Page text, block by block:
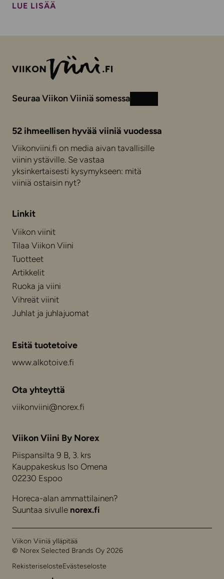
LUE LISÄÄ
Seuraa Viikon Viiniä somessa
52 ihmeellisen hyvää viiniä vuodessa
Viikonviini.fi on media aivan tavallisille
viinin ystäville. Se vastaa
yksinkertaisesti kysymykseen: mitä
viiniä ostaisin nyt?
Linkit
Viikon viinit
Tilaa Viikon Viini
Tuotteet
Artikkelit
Ruoka ja viini
Vihreät viinit
Juhlat ja juhlajuomat
Esitä tuotetoive
www.alkotoive.fi
Ota yhteyttä
viikonviini@norex.fi
Viikon Viini By Norex
Piispansilta 9 B, 3. krs
Kauppakeskus Iso Omena
02230 Espoo
Horeca-alan ammattilainen?
Suuntaa sivulle norex.fi
Viikon Viiniä ylläpitää
© Norex Selected Brands Oy 2026
RekisteriselosteEvästeseloste